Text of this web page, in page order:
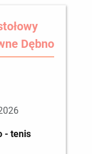
Dębno
- tenis